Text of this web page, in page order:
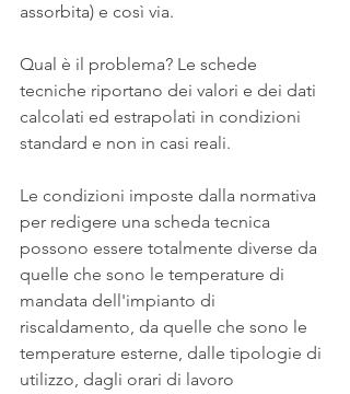
assorbita) e così via.
Qual è il problema? Le schede
tecniche riportano dei valori e dei dati
calcolati ed estrapolati in condizioni
standard e non in casi reali.
Le condizioni imposte dalla normativa
per redigere una scheda tecnica
possono essere totalmente diverse da
quelle che sono le temperature di
mandata dell'impianto di
riscaldamento, da quelle che sono le
temperature esterne, dalle tipologie di
utilizzo, dagli orari di lavoro